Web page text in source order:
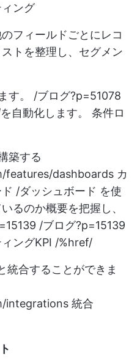
ング
フィールドごとにレコ
トを整理し、セグメン
す。 /ブログ?p=51078
自動化します。 条件ロ
築する
features/dashboards カ
/ダッシュボード を使
るのか概要を把握し、
/ブログ?p=15139
ングKPI /%href/
統合することができま
integrations 統合